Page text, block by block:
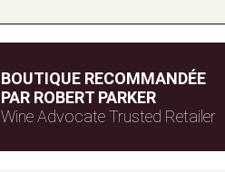
BOUTIQUE RECOMMANDÉE
PAR ROBERT PARKER
Wine Advocate Trusted Retailer